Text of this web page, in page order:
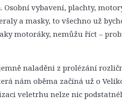
vybavení, plachty,
a masky, to všechno už
motoráky, nemůžu říct –
naladěni z prolézání
nám oběma začíná už o
veletrhu nelze nic